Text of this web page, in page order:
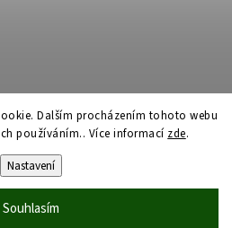
Dalším procházením tohoto webu
používáním.. Více informací zde.
Nastavení
Souhlasím
Onyx. Všechna práva vyhrazena.